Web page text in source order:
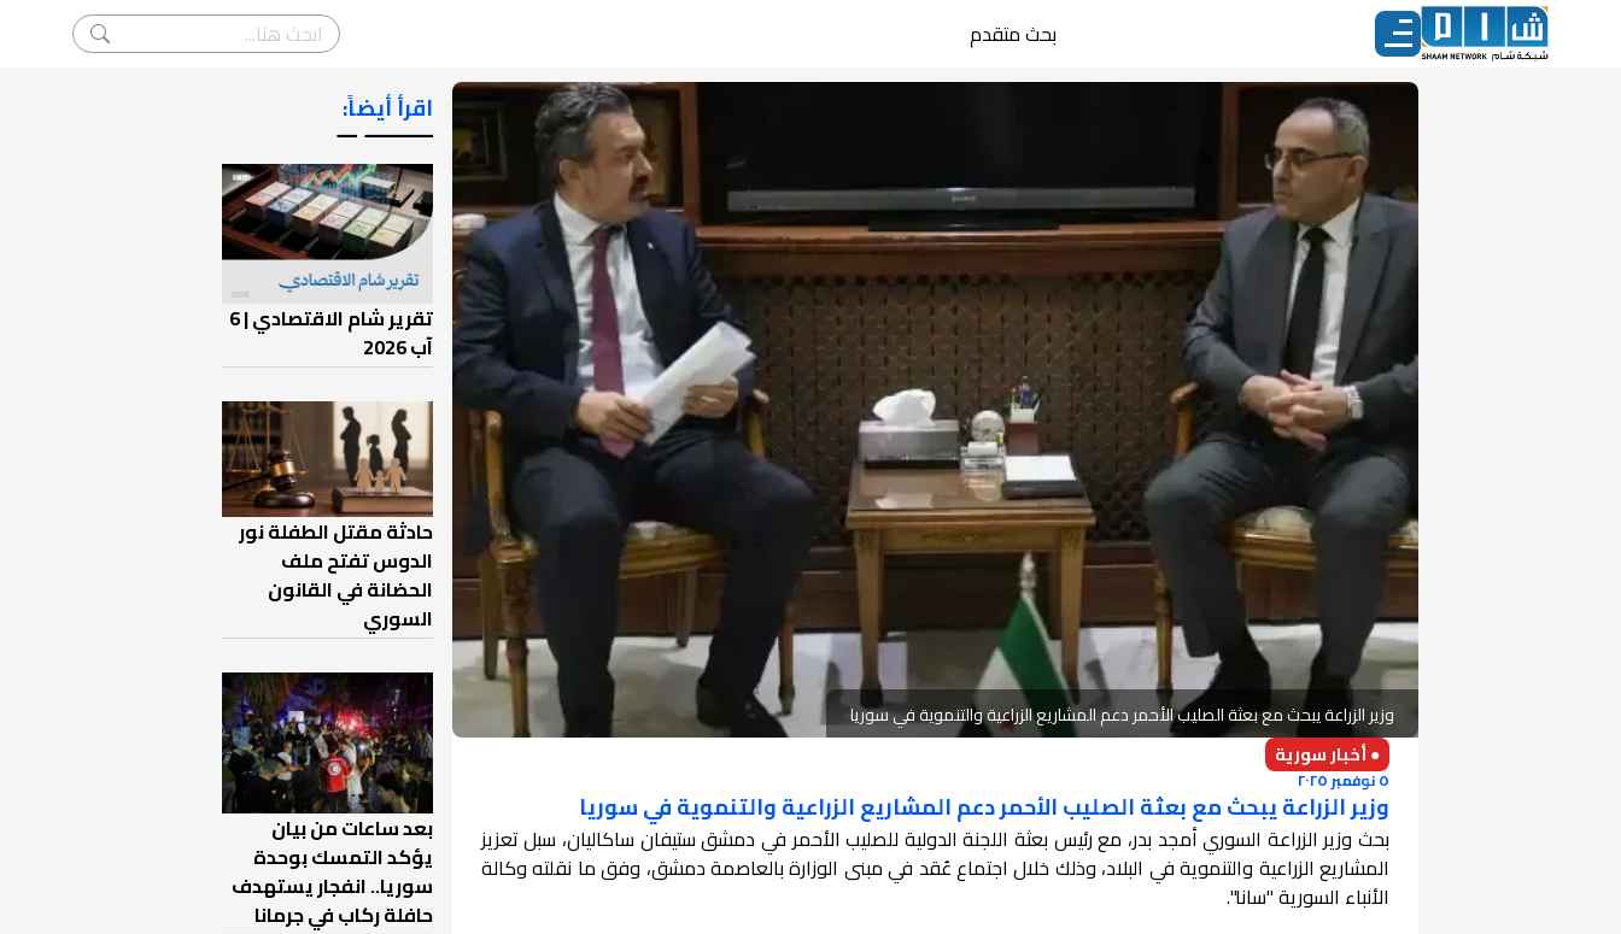
بحث متقدم
وزير الزراعة يبحث مع بعثة الصليب الأحمر دعم المشاريع الزراعية والتنموية في سوريا
● أخبار سورية
٥ نوفمبر ٢٠٢٥
وزير الزراعة يبحث مع بعثة الصليب الأحمر دعم المشاريع الزراعية والتنموية في سوريا
بحث وزير الزراعة السوري أمجد بدر، مع رئيس بعثة اللجنة الدولية للصليب الأحمر في دمشق ستيفان ساكاليان، سبل تعزيز
المشاريع الزراعية والتنموية في البلاد، وذلك خلال اجتماع عُقد في مبنى الوزارة بالعاصمة دمشق، وفق ما نقلته وكالة
الأنباء السورية "سانا".
اقرأ أيضاً:
ـــــــ ــ
تقرير شام الاقتصادي | 6
آب 2026
حادثة مقتل الطفلة نور
الدوس تفتح ملف
الحضانة في القانون
السوري
بعد ساعات من بيان
يؤكد التمسك بوحدة
سوريا.. انفجار يستهدف
حافلة ركاب في جرمانا